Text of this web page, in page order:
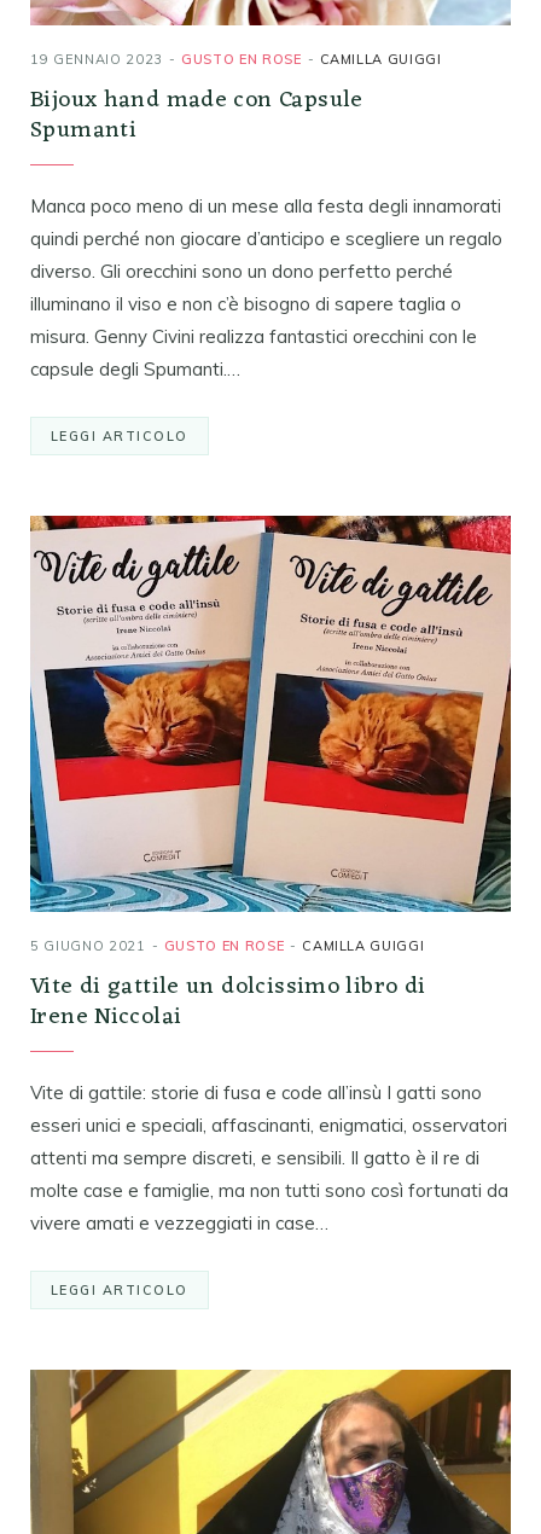
19 GENNAIO 2023 GUSTO EN ROSE CAMILLA GUIGGI
Bijoux hand made con Capsule
Spumanti
Manca poco meno di un mese alla festa degli innamorati
quindi perché non giocare d’anticipo e scegliere un regalo
diverso. Gli orecchini sono un dono perfetto perché
illuminano il viso e non c’è bisogno di sapere taglia o
misura. Genny Civini realizza fantastici orecchini con le
capsule degli Spumanti.…
LEGGI ARTICOLO
5 GIUGNO 2021 GUSTO EN ROSE CAMILLA GUIGGI
Vite di gattile un dolcissimo libro di
Irene Niccolai
Vite di gattile: storie di fusa e code all’insù I gatti sono
esseri unici e speciali, affascinanti, enigmatici, osservatori
attenti ma sempre discreti, e sensibili. Il gatto è il re di
molte case e famiglie, ma non tutti sono così fortunati da
vivere amati e vezzeggiati in case…
LEGGI ARTICOLO